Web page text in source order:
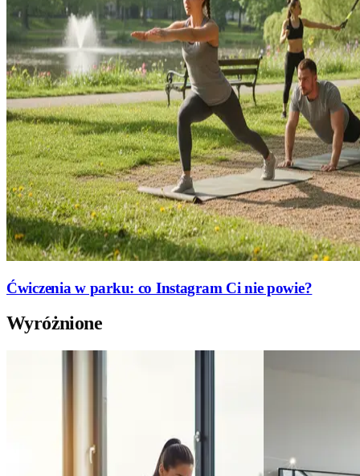
Ćwiczenia w parku: co Instagram Ci nie powie?
Wyróżnione